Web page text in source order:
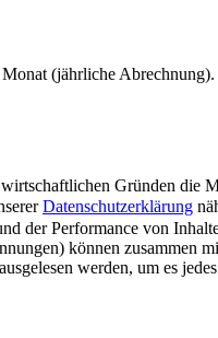
(jährliche Abrechnung).
Gründen die
Datenschutzerklärung
der Performance von
können zusammen
werden, um es